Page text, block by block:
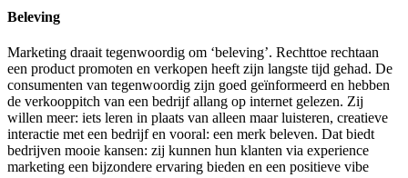
Beleving
Marketing draait tegenwoordig om ‘beleving’. Rechttoe rechtaan
een product promoten en verkopen heeft zijn langste tijd gehad. De
consumenten van tegenwoordig zijn goed geïnformeerd en hebben
de verkooppitch van een bedrijf allang op internet gelezen. Zij
willen meer: iets leren in plaats van alleen maar luisteren, creatieve
interactie met een bedrijf en vooral: een merk beleven. Dat biedt
bedrijven mooie kansen: zij kunnen hun klanten via experience
marketing een bijzondere ervaring bieden en een positieve vibe